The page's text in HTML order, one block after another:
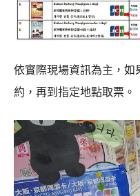
依實際現場資訊為主，如
約，再到指定地點取票。